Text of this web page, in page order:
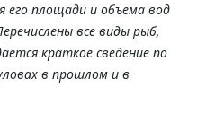
его площади и объема вод
все виды рыб,
краткое сведение по
в прошлом и в